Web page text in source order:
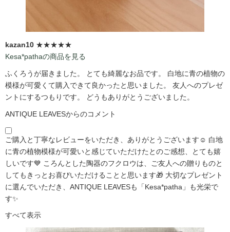
kazan10 ★★★★★
Kesa*pathaの商品を見る
ふくろうが届きました。 とても綺麗なお品です。 白地に青の植物の
模様が可愛くて購入できて良かったと思いました。 友人へのプレゼ
ントにするつもりです。 どうもありがとうございました。
ANTIQUE LEAVESからのコメント
ご購入と丁寧なレビューをいただき、ありがとうございます☺️ 白地
に青の植物模様が可愛いと感じていただけたとのご感想、とても嬉
しいです💙 ころんとした陶器のフクロウは、ご友人への贈りものと
してもきっとお喜びいただけることと思います🎁 大切なプレゼント
に選んでいただき、ANTIQUE LEAVESも「Kesa*patha」も光栄で
す✨
すべて表示